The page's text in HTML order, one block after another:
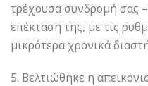
τρέχουσα συνδρομή σας
επέκταση της, με τις
μικρότερα χρονικά
5. Βελτιώθηκε η